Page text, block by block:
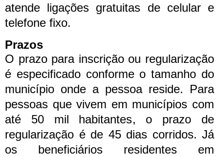
atende ligações gratuitas de celular e
telefone fixo.
Prazos
O prazo para inscrição ou regularização
é especificado conforme o tamanho do
município onde a pessoa reside. Para
pessoas que vivem em municípios com
até 50 mil habitantes, o prazo de
regularização é de 45 dias corridos. Já
os beneficiários residentes em